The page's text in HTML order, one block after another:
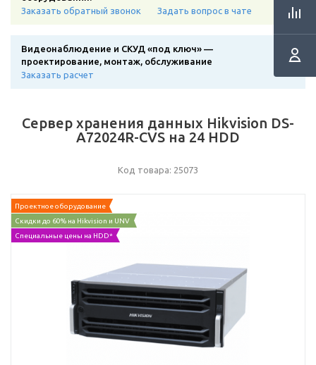
Заказать обратный звонок
Задать вопрос в чате
Видеонаблюдение и СКУД «под ключ» —
проектирование, монтаж, обслуживание
Заказать расчет
Сервер хранения данных Hikvision DS-
A72024R-CVS на 24 HDD
Код товара: 25073
Проектное оборудование
Скидки до 60% на Hikvision и UNV
Специальные цены на HDD*